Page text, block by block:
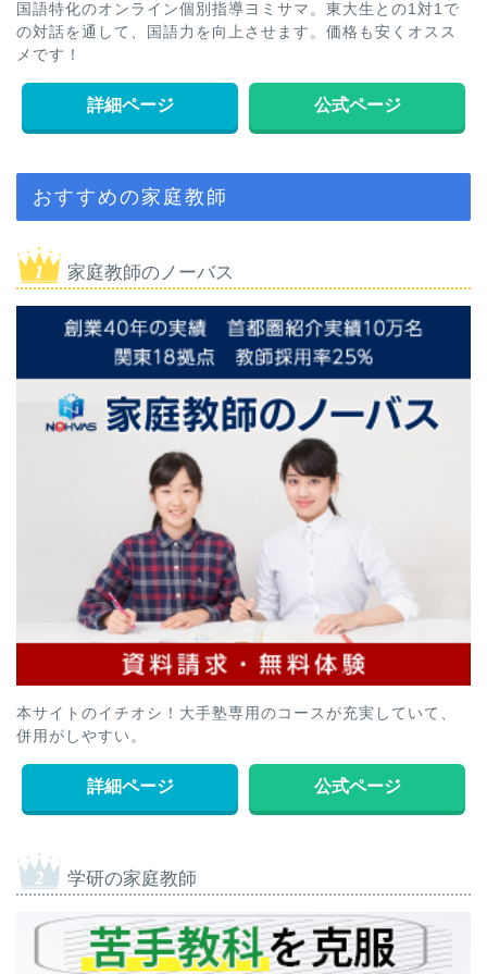
国語特化のオンライン個別指導ヨミサマ。東大生との1対1で
の対話を通して、国語力を向上させます。価格も安くオスス
メです！
詳細ページ 公式ページ
おすすめの家庭教師
家庭教師のノーバス
本サイトのイチオシ！大手塾専用のコースが充実していて、
併用がしやすい。
詳細ページ 公式ページ
学研の家庭教師